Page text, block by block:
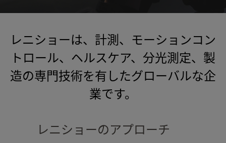
レニショーは、計測、モーションコン
トロール、ヘルスケア、分光測定、製
造の専門技術を有したグローバルな企
業です。
レニショーのアプローチ